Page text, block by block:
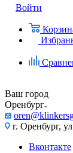
Войти
Ваш город
Оренбург
г. Оренбург,
Вконтакте